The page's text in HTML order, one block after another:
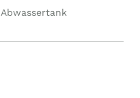
Abwassertank